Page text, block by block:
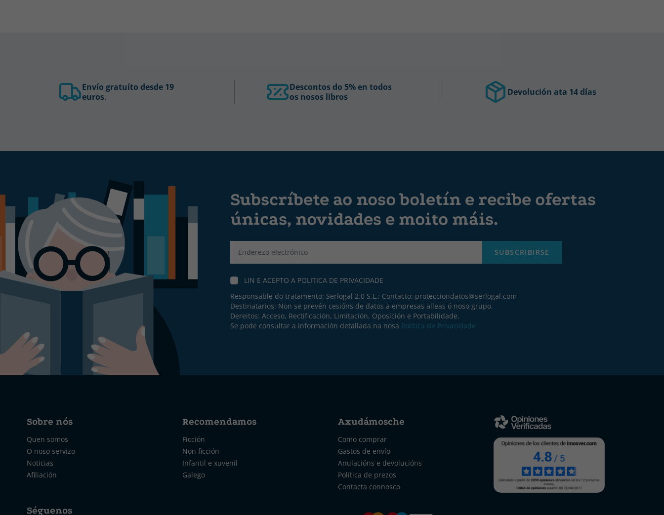
Envío gratuíto desde 19
euros.
Descontos do 5% en todos
os nosos libros
Devolución ata 14 días
Subscríbete ao noso boletín e recibe ofertas
únicas, novidades e moito máis.
SUBSCRIBIRSE
LIN E ACEPTO A POLITICA DE PRIVACIDADE
Responsable do tratamento: Serlogal 2.0 S.L.; Contacto: protecciondatos@serlogal.com
Destinatarios: Non se prevén cesións de datos a empresas alleas ó noso grupo.
Dereitos: Acceso, Rectificación, Limitación, Oposición e Portabilidade.
Se pode consultar a información detallada na nosa Política de Privacidade
Sobre nós
Quen somos
O noso servizo
Noticias
Afiliación
Séguenos
Recomendamos
Ficción
Non ficción
Infantil e xuvenil
Galego
Axudámosche
Como comprar
Gastos de envío
Anulacións e devolucións
Política de prezos
Contacta connosco